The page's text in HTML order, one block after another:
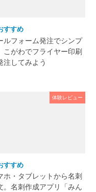
すすめ
ルフォーム発注でシンプ
こがわでフライヤー印刷
注してみよう
体験レビュー
すすめ
ホ・タブレットから名刺
。名刺作成アプリ「みん